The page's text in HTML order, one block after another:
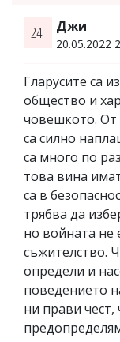
24. Джи
20.05.2022
Гларусите са
общество и
човешкото. От
са силно
са много по
това вина
са в
трябва да
но войната не
съжителство.
определи и
поведението
ни прави